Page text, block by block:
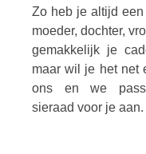
Zo heb je altijd
moeder, dochter,
gemakkelijk je
maar wil je het net
ons en we
sieraad voor je aan.